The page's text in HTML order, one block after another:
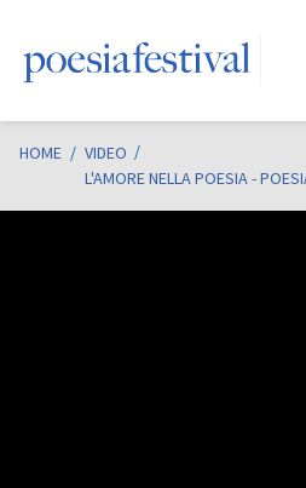
HOME / VIDEO
L'AMORE NELLA POESIA -